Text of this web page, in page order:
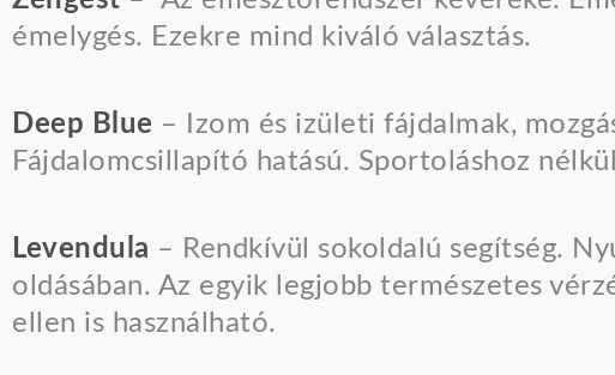
émelygés. Ezekre mind kiváló választás.
Deep Blue – Izom és izületi fájdalmak,
Fájdalomcsillapító hatású. Sportoláshoz
Levendula – Rendkívül sokoldalú segítség.
oldásában. Az egyik legjobb természetes
ellen is használható.